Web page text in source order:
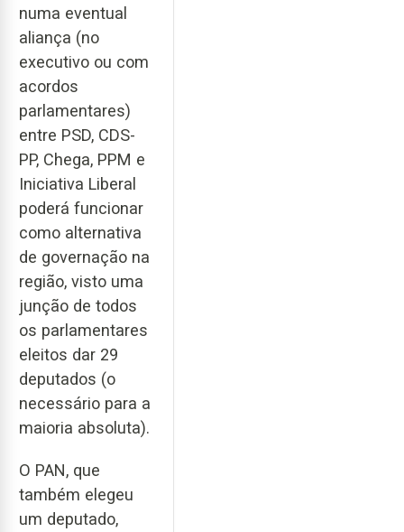
numa eventual
aliança (no
executivo ou com
acordos
parlamentares)
entre PSD, CDS-
PP, Chega, PPM e
Iniciativa Liberal
poderá funcionar
como alternativa
de governação na
região, visto uma
junção de todos
os parlamentares
eleitos dar 29
deputados (o
necessário para a
maioria absoluta).
O PAN, que
também elegeu
um deputado,